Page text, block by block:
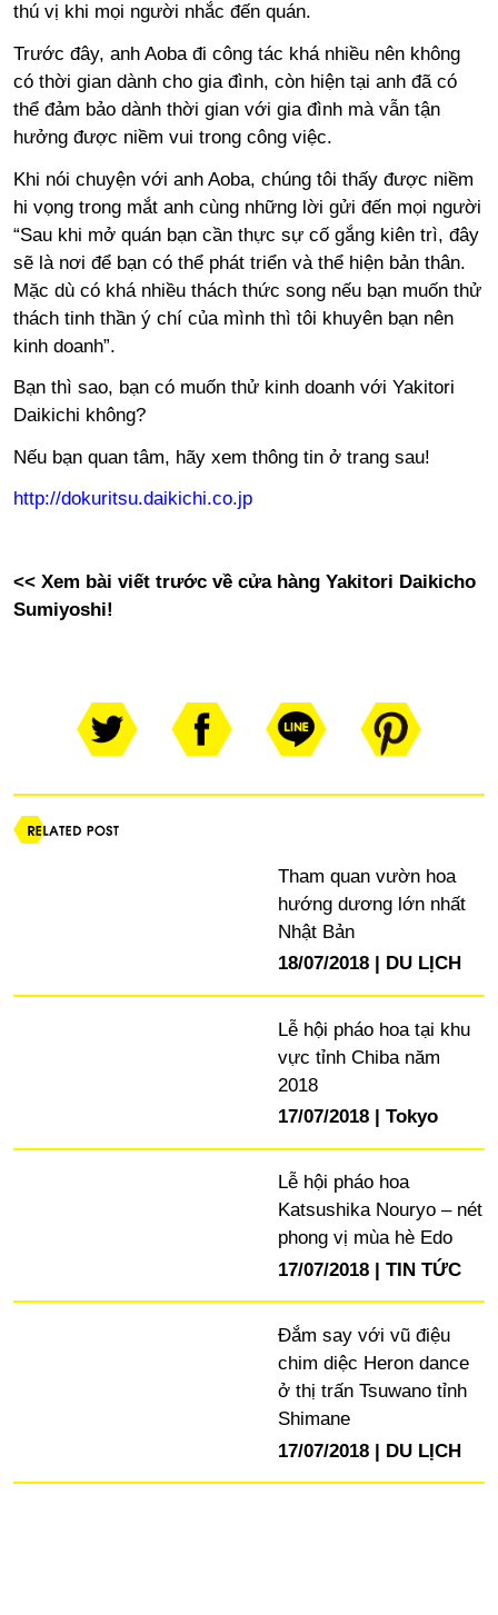
thú vị khi mọi người nhắc đến quán.
Trước đây, anh Aoba đi công tác khá nhiều nên không
có thời gian dành cho gia đình, còn hiện tại anh đã có
thể đảm bảo dành thời gian với gia đình mà vẫn tận
hưởng được niềm vui trong công việc.
Khi nói chuyện với anh Aoba, chúng tôi thấy được niềm
hi vọng trong mắt anh cùng những lời gửi đến mọi người
“Sau khi mở quán bạn cần thực sự cố gắng kiên trì, đây
sẽ là nơi để bạn có thể phát triển và thể hiện bản thân.
Mặc dù có khá nhiều thách thức song nếu bạn muốn thử
thách tinh thần ý chí của mình thì tôi khuyên bạn nên
kinh doanh”.
Bạn thì sao, bạn có muốn thử kinh doanh với Yakitori
Daikichi không?
Nếu bạn quan tâm, hãy xem thông tin ở trang sau!
http://dokuritsu.daikichi.co.jp
<< Xem bài viết trước về cửa hàng Yakitori Daikicho
Sumiyoshi!
Tham quan vườn hoa
hướng dương lớn nhất
Nhật Bản
18/07/2018
DU LỊCH
Lễ hội pháo hoa tại khu
vực tỉnh Chiba năm
2018
17/07/2018
Tokyo
Lễ hội pháo hoa
Katsushika Nouryo – nét
phong vị mùa hè Edo
17/07/2018
TIN TỨC
Đắm say với vũ điệu
chim diệc Heron dance
ở thị trấn Tsuwano tỉnh
Shimane
17/07/2018
DU LỊCH